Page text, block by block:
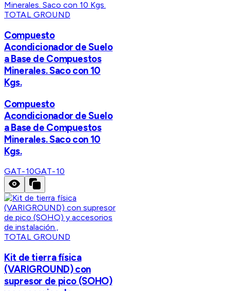
TOTAL GROUND
Compuesto
Acondicionador de Suelo
a Base de Compuestos
Minerales. Saco con 10
Kgs.
Compuesto
Acondicionador de Suelo
a Base de Compuestos
Minerales. Saco con 10
Kgs.
GAT-10GAT-10
TOTAL GROUND
Kit de tierra física
(VARIGROUND) con
supresor de pico (SOHO)